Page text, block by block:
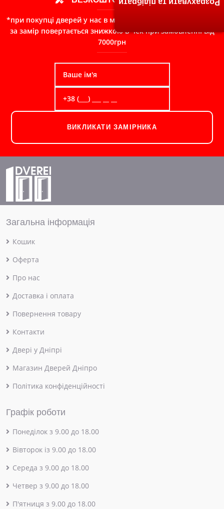
*при покупці дверей у нас в магазині, сума сплачена Вами
за замір повертається знижкою в чек при замовленні від
7000грн
ВИКЛИКАТИ ЗАМІРНИКА
Загальна інформація
Кошик
Оферта
Про нас
Доставка і оплата
Повернення товару
Контакти
Двері у Дніпрі
Магазин Дверей Дніпро
Політика конфіденційності
Графік роботи
Понеділок з 9.00 до 18.00
Вівторок із 9.00 до 18.00
Середа з 9.00 до 18.00
Четвер з 9.00 до 18.00
П'ятниця з 9.00 до 18.00
Розрахувати та підібрати